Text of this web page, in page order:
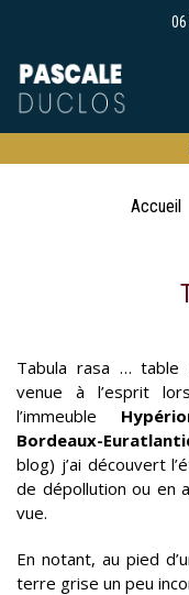
Accueil
Tabula rasa … table
venue à l’esprit
l’immeuble
Bordeaux-
blog) j’ai découvert
de dépollution ou en
vue.
En notant, au pied
terre grise un peu